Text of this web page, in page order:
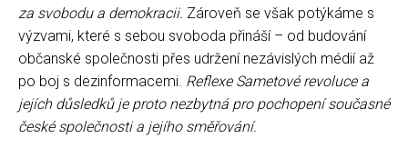
za svobodu a demokracii. Zároveň se však potýkáme s
výzvami, které s sebou svoboda přináší – od budování
občanské společnosti přes udržení nezávislých médií až
po boj s dezinformacemi. Reflexe Sametové revoluce a
jejích důsledků je proto nezbytná pro pochopení současné
české společnosti a jejího směřování.